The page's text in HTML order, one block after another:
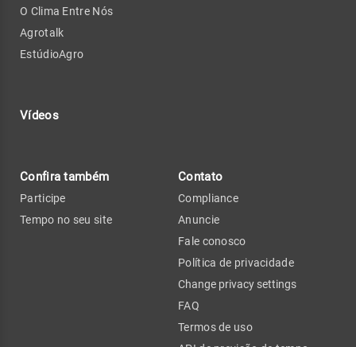
O Clima Entre Nós
Agrotalk
EstúdioAgro
Vídeos
Confira também
Participe
Tempo no seu site
Contato
Compliance
Anuncie
Fale conosco
Política de privacidade
Change privacy settings
FAQ
Termos de uso